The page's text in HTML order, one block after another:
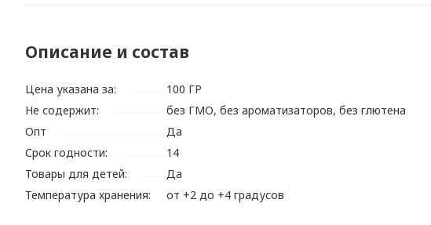
Описание и состав
Цена указана за:
100 ГР
Не содержит:
без ГМО, без ароматизаторов, без глютена
Опт
Да
Срок годности:
14
Товары для детей:
Да
Температура хранения:
от +2 до +4 градусов